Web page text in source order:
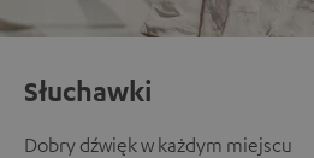
Słuchawki
Dobry dźwięk w każdym miejscu